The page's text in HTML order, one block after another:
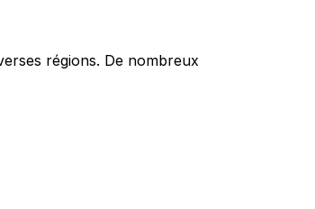
régions. De nombreux